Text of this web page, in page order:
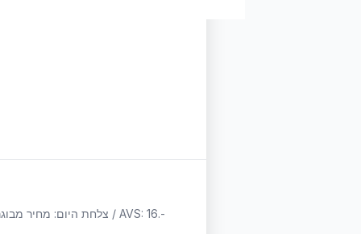
מרק או סלט + צלחת היום + קינוח היום מחיר מבוגר: 29.- / ילד: 16.- / סטודנט / AVS: 22.- צלחת היום: מחיר מבוגר: 23.- / ילד: 12.- / סטודנט / AVS: 16.-